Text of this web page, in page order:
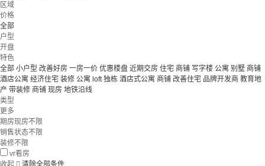
区域
价格
全部
户型
开盘
特色
全部 小户型 改善好房 一房一价 优惠楼盘 近期交房 住宅 商铺 写字楼 公寓 别墅 商铺
酒店公寓 经济住宅 装修 公寓 loft独栋 酒店式公寓 商铺 改善住宅 品牌开发商 教育地
产 带装修 商铺 现房 地铁沿线
类型
更多
期房现房不限
销售状态不限
装修不限
vr看房
收起  清除全部条件